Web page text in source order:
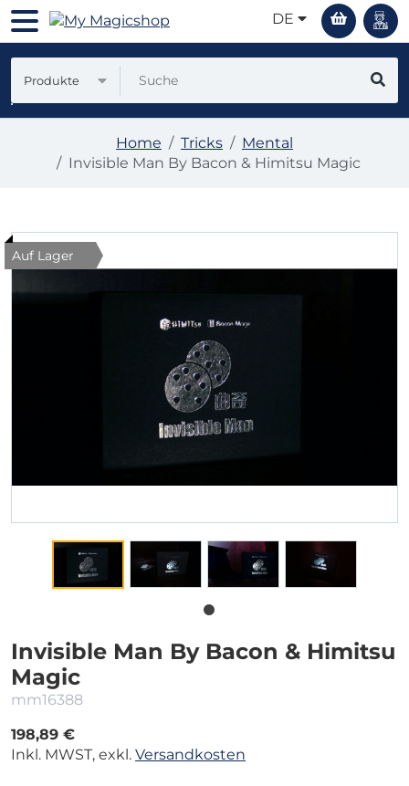
DE
Produkte
Home Tricks
Mental
Invisible Man By Bacon & Himitsu Magic
Auf Lager
Invisible Man By Bacon & Himitsu
Magic
mm16388
198,89 €
Inkl. MWST, exkl. Versandkosten